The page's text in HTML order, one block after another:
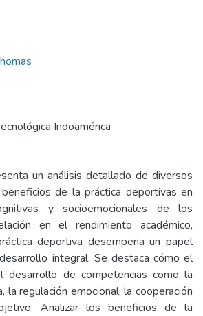
Indoamérica
un análisis detallado de diversos
de la práctica deportivas en
y socioemocionales de los
en el rendimiento académico,
deportiva desempeña un papel
integral. Se destaca cómo el
desarrollo de competencias como la
la regulación emocional, la cooperación
Analizar los beneficios de la